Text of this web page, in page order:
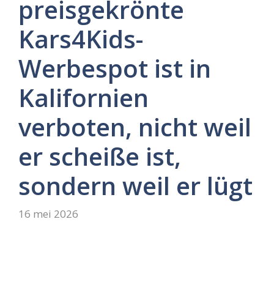
preisgekrönte
Kars4Kids-
Werbespot ist in
Kalifornien
verboten, nicht weil
er scheiße ist,
sondern weil er lügt
16 mei 2026